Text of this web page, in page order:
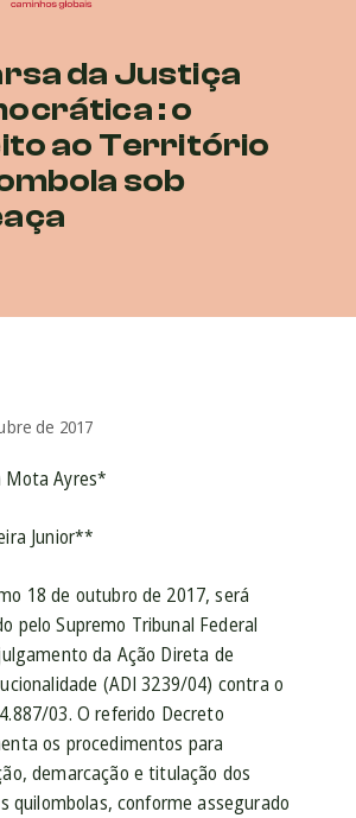
da Justiça
: o
ao Território
sob
de 2017
Mota Ayres*
Junior**
18 de outubro de 2017, será
pelo Supremo Tribunal Federal
da Ação Direta de
(ADI 3239/04) contra o
03. O referido Decreto
os procedimentos para
demarcação e titulação dos
quilombolas, conforme assegurado